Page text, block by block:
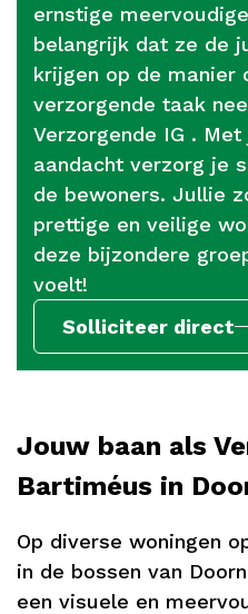
ernstige
belangrijk dat ze de
krijgen op de manier
verzorgende taak
Verzorgende IG .
aandacht verzorg je
de bewoners. Jullie
prettige en veilige
deze bijzondere
voelt!
Solliciteer direct
Jouw baan als
Bartiméus in
Op diverse woningen
in de bossen van
een visuele en